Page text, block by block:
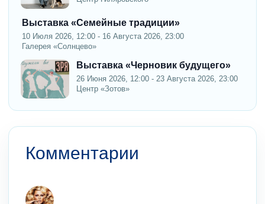
Выставка «Семейные традиции»
10 Июля 2026, 12:00 - 16 Августа 2026, 23:00
Галерея «Солнцево»
Выставка «Черновик будущего»
26 Июня 2026, 12:00 - 23 Августа 2026, 23:00
Центр «Зотов»
Комментарии